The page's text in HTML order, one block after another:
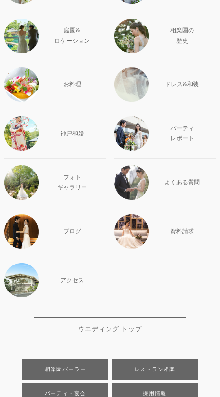
庭園&
ロケーション
相楽園の
歴史
お料理 ドレス&和装
神戸和婚
パーティ
レポート
フォト
ギャラリー
よくある質問
ブログ 資料請求
アクセス
ウエディング トップ
相楽園パーラー レストラン相楽
パーティ・宴会 採用情報